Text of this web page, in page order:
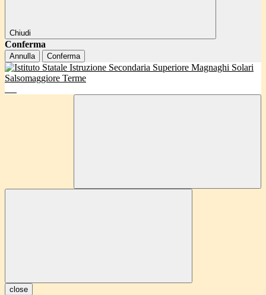
Chiudi
Conferma
Annulla Conferma
close